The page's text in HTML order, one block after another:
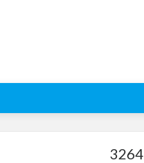
3264